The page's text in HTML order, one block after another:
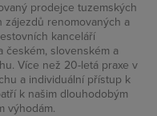
prodejce tuzemských
zájezdů renomovaných a
kanceláří
českém, slovenském a
Více než 20-letá praxe v
a individuální přístup k
k našim dlouhodobým
výhodám.